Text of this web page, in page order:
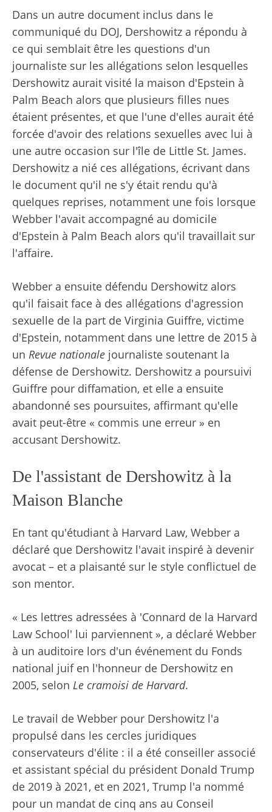
Dans un autre document inclus dans le
communiqué du DOJ, Dershowitz a répondu à
ce qui semblait être les questions d'un
journaliste sur les allégations selon lesquelles
Dershowitz aurait visité la maison d'Epstein à
Palm Beach alors que plusieurs filles nues
étaient présentes, et que l'une d'elles aurait été
forcée d'avoir des relations sexuelles avec lui à
une autre occasion sur l'île de Little St. James.
Dershowitz a nié ces allégations, écrivant dans
le document qu'il ne s'y était rendu qu'à
quelques reprises, notamment une fois lorsque
Webber l'avait accompagné au domicile
d'Epstein à Palm Beach alors qu'il travaillait sur
l'affaire.
Webber a ensuite défendu Dershowitz alors
qu'il faisait face à des allégations d'agression
sexuelle de la part de Virginia Guiffre, victime
d'Epstein, notamment dans une lettre de 2015 à
un Revue nationale journaliste soutenant la
défense de Dershowitz. Dershowitz a poursuivi
Guiffre pour diffamation, et elle a ensuite
abandonné ses poursuites, affirmant qu'elle
avait peut-être « commis une erreur » en
accusant Dershowitz.
De l'assistant de Dershowitz à la
Maison Blanche
En tant qu'étudiant à Harvard Law, Webber a
déclaré que Dershowitz l'avait inspiré à devenir
avocat – et a plaisanté sur le style conflictuel de
son mentor.
« Les lettres adressées à 'Connard de la Harvard
Law School' lui parviennent », a déclaré Webber
à un auditoire lors d'un événement du Fonds
national juif en l'honneur de Dershowitz en
2005, selon Le cramoisi de Harvard.
Le travail de Webber pour Dershowitz l'a
propulsé dans les cercles juridiques
conservateurs d'élite : il a été conseiller associé
et assistant spécial du président Donald Trump
de 2019 à 2021, et en 2021, Trump l'a nommé
pour un mandat de cinq ans au Conseil